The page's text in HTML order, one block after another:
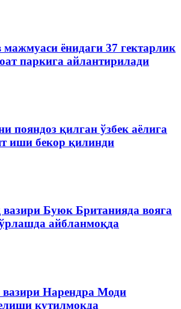
ёнидаги 37 гектарлик
паркига айлантирилади
пояндоз қилган ўзбек аёлига
иши бекор қилинди
вазири Буюк Британияда вояга
айбланмоқда
Нарендра Моди
кутилмоқда